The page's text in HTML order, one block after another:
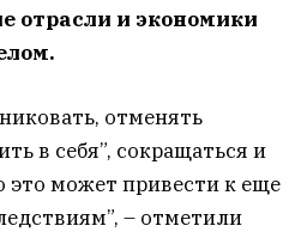
отрасли и экономики
отменять
в себя”, сокращаться и
это может привести к еще
– отметили